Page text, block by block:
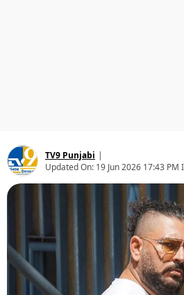
TV9 Punjabi |
Updated On: 19 Jun 2026 17:43 PM